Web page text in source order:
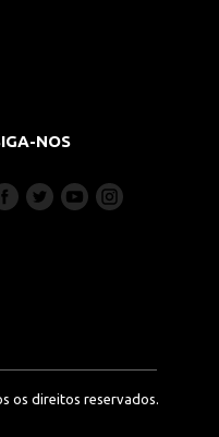
NOS
os direitos reservados.